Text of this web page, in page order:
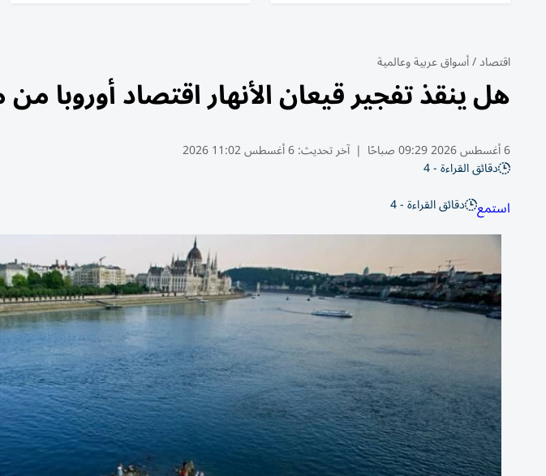
اقتصاد/أسواق عربية وعالمية
هل ينقذ تفجير قيعان الأنهار اقتصاد أوروبا
6 أغسطس 2026 09:29 صباحًا | آخر تحديث:6 أغسطس 11:02 2026
دقائق القراءة - 4
استمع دقائق القراءة - 4